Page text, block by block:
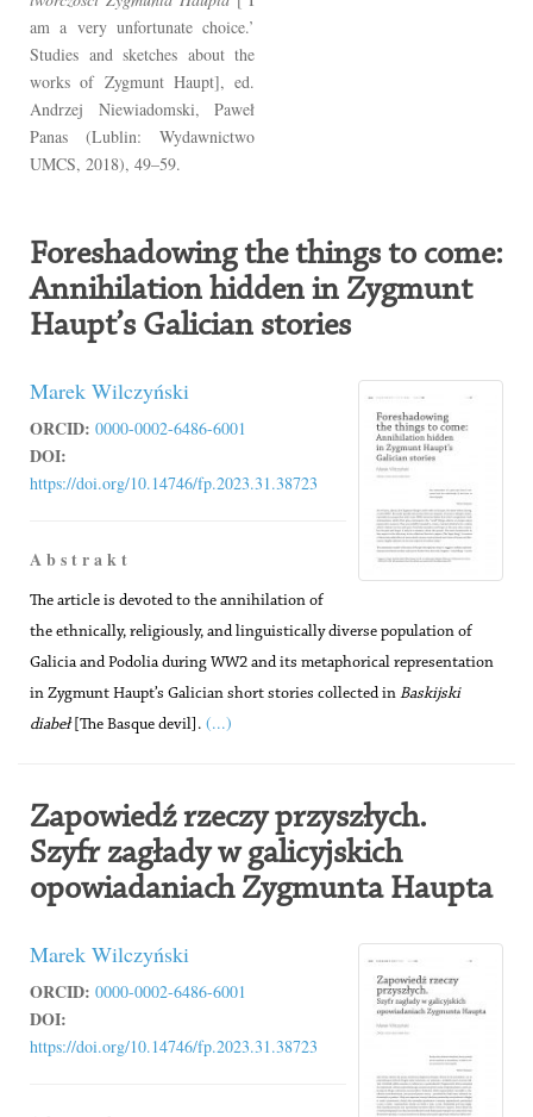
am a very unfortunate choice.’
Studies and sketches about the
works of Zygmunt Haupt], ed.
Andrzej Niewiadomski, Paweł
Panas (Lublin: Wydawnictwo
UMCS, 2018), 49–59.
Foreshadowing the things to come:
Annihilation hidden in Zygmunt
Haupt’s Galician stories
Marek Wilczyński
ORCID: 0000-0002-6486-6001
DOI:
https://doi.org/10.14746/fp.2023.31.38723
A b s t r a k t
The article is devoted to the annihilation of
the ethnically, religiously, and linguistically diverse population of
Galicia and Podolia during WW2 and its metaphorical representation
in Zygmunt Haupt’s Galician short stories collected in Baskijski
diabeł [The Basque devil]. (...)
Zapowiedź rzeczy przyszłych.
Szyfr zagłady w galicyjskich
opowiadaniach Zygmunta Haupta
Marek Wilczyński
ORCID: 0000-0002-6486-6001
DOI:
https://doi.org/10.14746/fp.2023.31.38723